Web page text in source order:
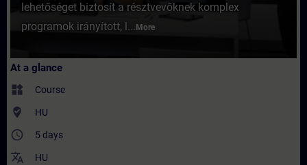
lehetőséget biztosít a résztvevőknek komplex
programok irányított, l... More
At a glance
widgets Course
where_to_vote HU
access_time 5 days
translate HU